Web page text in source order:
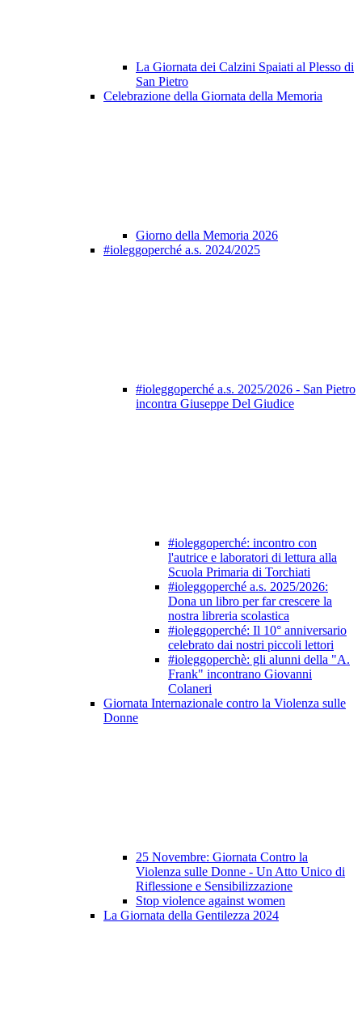
La Giornata dei Calzini Spaiati al Plesso di
San Pietro
Celebrazione della Giornata della Memoria
Giorno della Memoria 2026
#ioleggoperché a.s. 2024/2025
#ioleggoperché a.s. 2025/2026 - San Pietro
incontra Giuseppe Del Giudice
#ioleggoperché: incontro con
l'autrice e laboratori di lettura alla
Scuola Primaria di Torchiati
#ioleggoperché a.s. 2025/2026:
Dona un libro per far crescere la
nostra libreria scolastica
#ioleggoperché: Il 10° anniversario
celebrato dai nostri piccoli lettori
#ioleggoperchè: gli alunni della "A.
Frank" incontrano Giovanni
Colaneri
Giornata Internazionale contro la Violenza sulle
Donne
25 Novembre: Giornata Contro la
Violenza sulle Donne - Un Atto Unico di
Riflessione e Sensibilizzazione
Stop violence against women
La Giornata della Gentilezza 2024